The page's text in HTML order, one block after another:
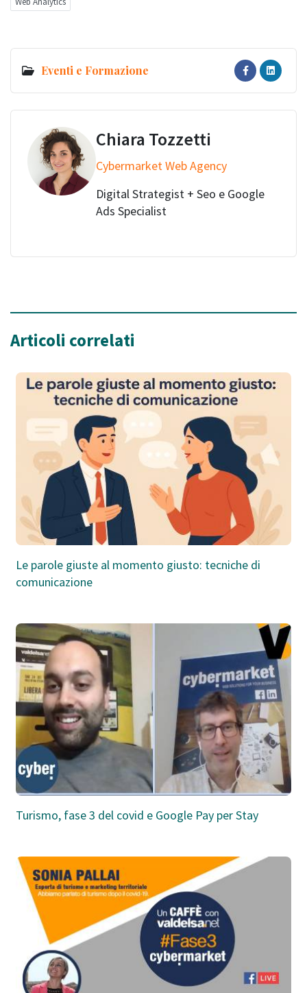
Eventi e Formazione
Chiara Tozzetti
Cybermarket Web Agency
Digital Strategist + Seo e Google
Ads Specialist
Articoli correlati
Le parole giuste al momento giusto: tecniche di
comunicazione
Turismo, fase 3 del covid e Google Pay per Stay